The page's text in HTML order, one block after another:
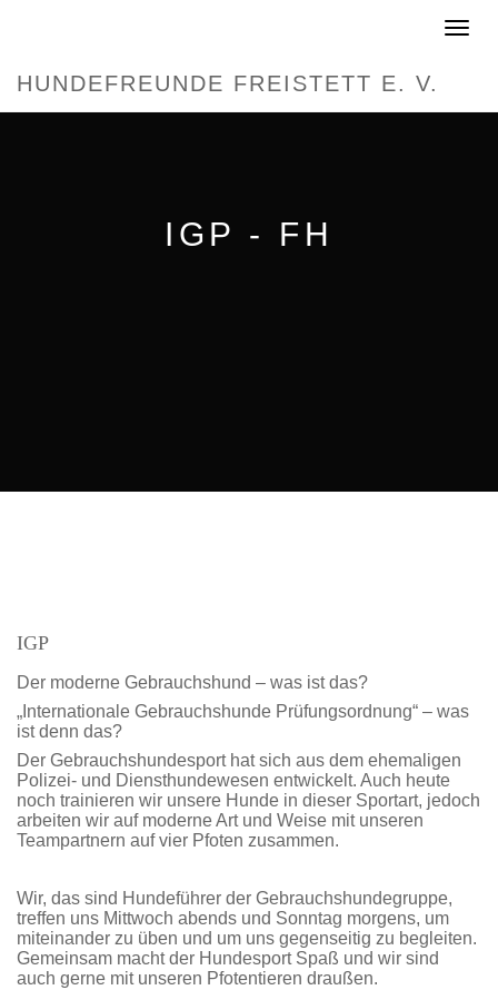
Toggle
HUNDEFREUNDE FREISTETT E. V.
IGP - FH
IGP
Der moderne Gebrauchshund – was ist das?
„Internationale Gebrauchshunde Prüfungsordnung“ – was
ist denn das?
Der Gebrauchshundesport hat sich aus dem ehemaligen
Polizei- und Diensthundewesen entwickelt. Auch heute
noch trainieren wir unsere Hunde in dieser Sportart, jedoch
arbeiten wir auf moderne Art und Weise mit unseren
Teampartnern auf vier Pfoten zusammen.
Wir, das sind Hundeführer der Gebrauchshundegruppe,
treffen uns Mittwoch abends und Sonntag morgens, um
miteinander zu üben und um uns gegenseitig zu begleiten.
Gemeinsam macht der Hundesport Spaß und wir sind
auch gerne mit unseren Pfotentieren draußen.